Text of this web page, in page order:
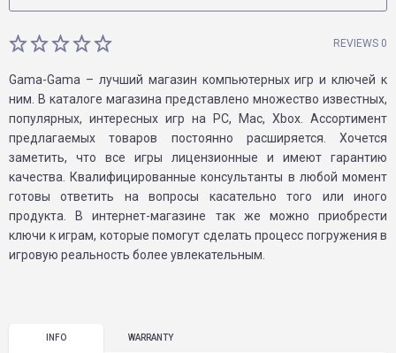
REVIEWS 0
Gama-Gama – лучший магазин компьютерных игр и ключей к
ним. В каталоге магазина представлено множество известных,
популярных, интересных игр на PC, Mac, Xbox. Ассортимент
предлагаемых товаров постоянно расширяется. Хочется
заметить, что все игры лицензионные и имеют гарантию
качества. Квалифицированные консультанты в любой момент
готовы ответить на вопросы касательно того или иного
продукта. В интернет-магазине так же можно приобрести
ключи к играм, которые помогут сделать процесс погружения в
игровую реальность более увлекательным.
INFO WARRANTY